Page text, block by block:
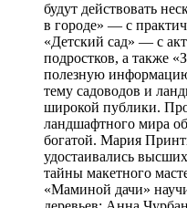
будут действовать
в городе» — с
«Детский сад» — с
подростков, а также
полезную
тему садоводов и
широкой публики.
ландшафтного мира
богатой. Мария
удостаивались
тайны макетного
«Маминой дачи»